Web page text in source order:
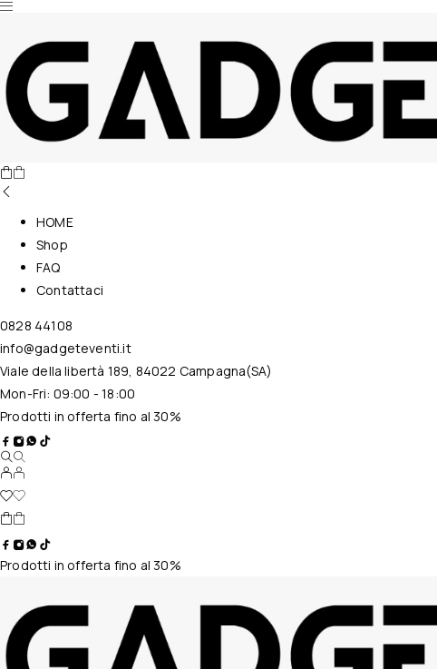
Nessun prodotto nel carrello.
HOME
Shop
FAQ
Contattaci
0828 44108
info@gadgeteventi.it
Viale della libertà 189, 84022 Campagna(SA)
Mon-Fri: 09:00 - 18:00
Prodotti in offerta fino al 30%
Prodotti in offerta fino al 30%